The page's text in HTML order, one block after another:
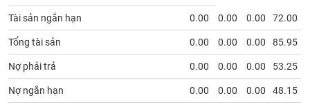
Tài sản ngắn hạn 0.00 0.00 0.00 72.00
Tổng tài sản 0.00 0.00 0.00 85.95
Nợ phải trả 0.00 0.00 0.00 53.25
Nợ ngắn hạn 0.00 0.00 0.00 48.15
Sách
tài
chính
Công